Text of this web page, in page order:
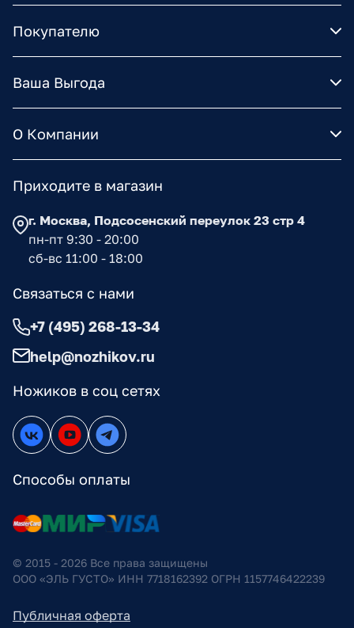
Покупателю
Ваша Выгода
О Компании
Ножиков в соц сетях
Способы оплаты
Приходите в магазин
г. Москва, Подсосенский переулок 23 стр 4
пн-пт 9:30 - 20:00
сб-вс 11:00 - 18:00
Связаться с нами
+7 (495) 268-13-34
help@nozhikov.ru
© 2015 - 2026 Все права защищены
ООО «ЭЛЬ ГУСТО» ИНН 7718162392 ОГРН 1157746422239
Публичная оферта